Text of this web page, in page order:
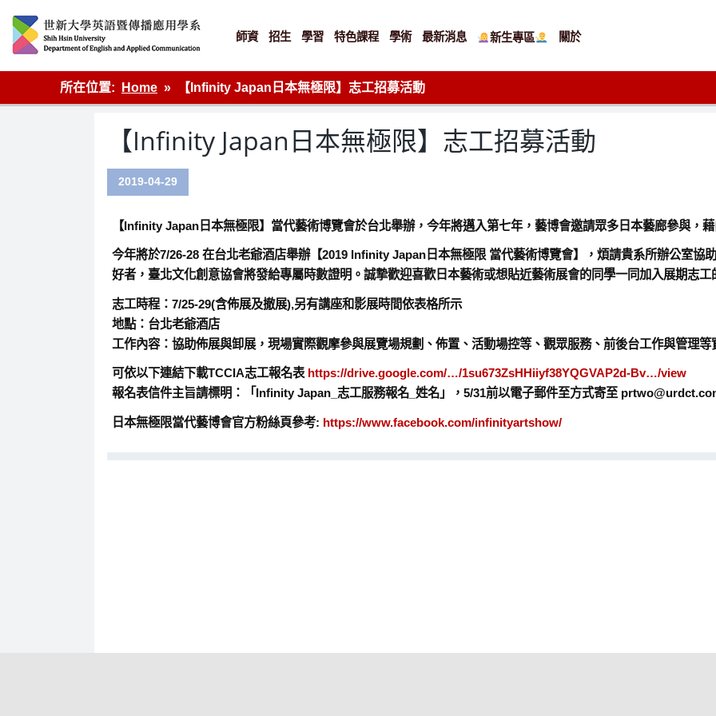
content
英語傳播
師資 招生 學習 特色課程 學術 最新消息 新生專區 關於
所在位置: Home 【Infinity Japan日本無極限】志工招募活動
【Infinity Japan日本無極限】志工招募活動
2019-04-29
【Infinity Japan日本無極限】當代藝術博覽會於台北舉辦，今年將邁入第七年，藝博會邀請眾多日本藝廊參與，
今年將於7/26-28 在台北老爺酒店舉辦【2019 Infinity Japan日本無極限 當代藝術博覽會】，煩請貴系所辦公室協
好者，臺北文化創意協會將發給專屬時數證明。誠摯歡迎喜歡日本藝術或想貼近藝術展會的同學一同加入展期志
志工時程：7/25-29(含佈展及撤展),另有講座和影展時間依表格所示
地點：台北老爺酒店
工作內容：協助佈展與卸展，現場實際觀摩參與展覽場規劃、佈置、活動場控等、觀眾服務、前後台工作與管理
可依以下連結下載TCCIA志工報名表 https://drive.google.com/…/1su673ZsHHiiyf38YQGVAP2d-Bv…/view
報名表信件主旨請標明：「Infinity Japan_志工服務報名_姓名」，5/31前以電子郵件至方式寄至
日本無極限當代藝博會官方粉絲頁參考: https://www.facebook.com/infinityartshow/